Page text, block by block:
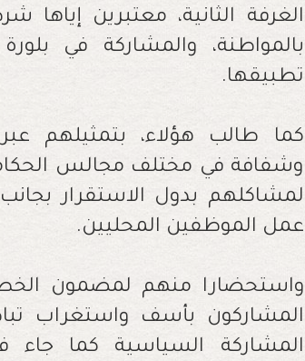
الغرفة الثانية، معتبرين
بالمواطنة، والمشاركة في
تطبيقها.
كما طالب هؤلاء، بتمثيلهم
وشفافة في مختلف مجالس
لمشاكلهم بدول الاستقرار
عمل الموظفين المحليين.
المشاركون بأسف واستغراب
المشاركة السياسية كما جاء